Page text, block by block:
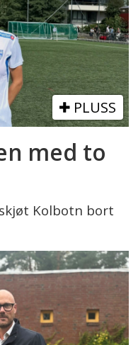
PLUSS
med to
Kolbotn bort